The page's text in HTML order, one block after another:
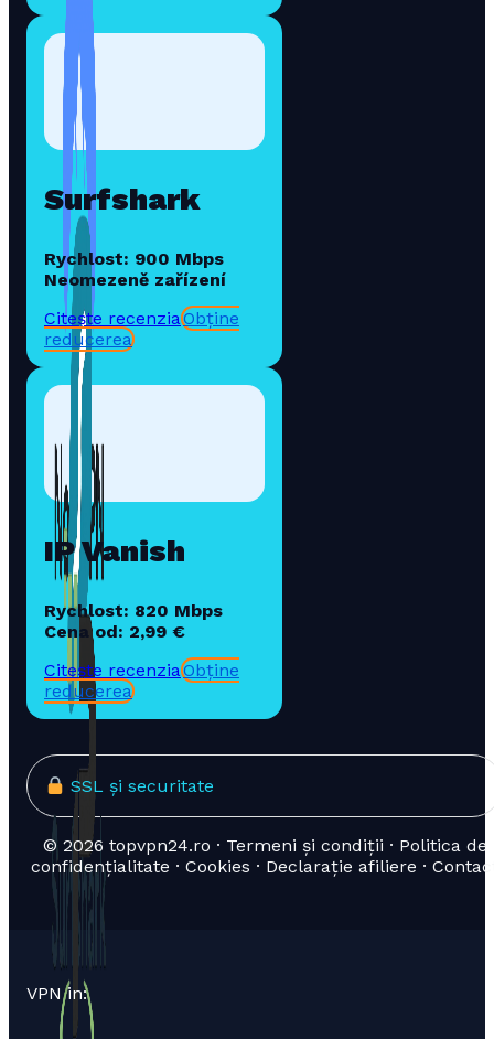
Surfshark
Rychlost: 900 Mbps
Neomezeně zařízení
Citește recenziaObține
reducerea
IP Vanish
Rychlost: 820 Mbps
Cena od: 2,99 €
Citește recenziaObține
reducerea
SSL și securitate
© 2026 topvpn24.ro · Termeni și condiții · Politica de
confidențialitate · Cookies · Declarație afiliere ·
VPN in: